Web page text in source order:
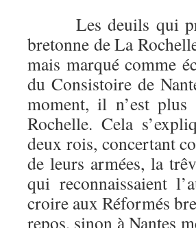
Les deuils qui
bretonne de La
mais marqué comme
du Consistoire de
moment, il n’est
Rochelle. Cela
deux rois, concertant
de leurs armées, la
qui reconnaissaient
croire aux Réformés
repos, sinon à Nantes